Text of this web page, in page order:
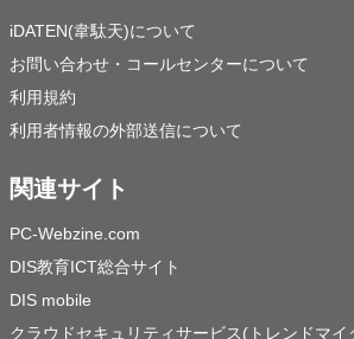
iDATEN(韋駄天)について
お問い合わせ・コールセンターについて
利用規約
利用者情報の外部送信について
関連サイト
PC-Webzine.com
DIS教育ICT総合サイト
DIS mobile
クラウドセキュリティサービス(トレンドマイ